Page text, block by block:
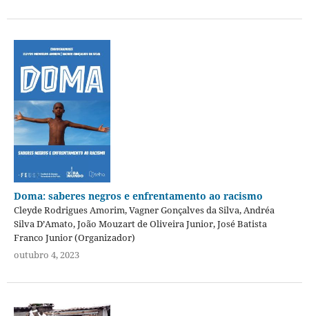
Doma: saberes negros e enfrentamento ao racismo
Cleyde Rodrigues Amorim, Vagner Gonçalves da Silva, Andréa
Silva D’Amato, João Mouzart de Oliveira Junior, José Batista
Franco Junior (Organizador)
outubro 4, 2023